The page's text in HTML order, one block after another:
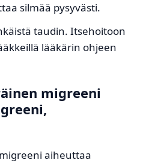
silmää pysyvästi.
taudin. Itsehoitoon
lääkärin ohjeen
migreeni
aiheuttaa